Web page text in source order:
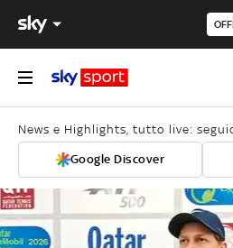
News e Highlights, tutto live:
Google Discover